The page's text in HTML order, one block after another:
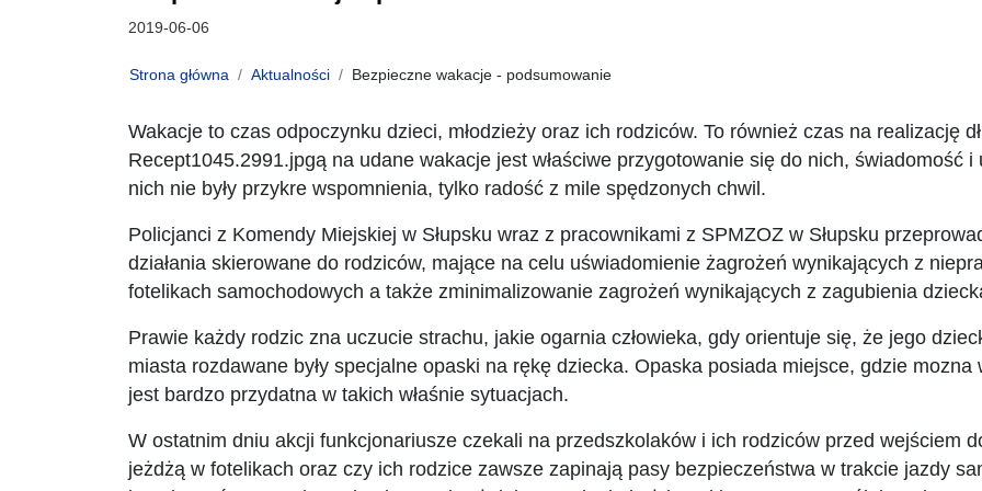
Data publikacji:
2019-06-06
Strona główna Aktualności Bezpieczne wakacje - podsumowanie
Wakacje to czas odpoczynku dzieci, młodzieży oraz ich rodziców. To również czas na realizację
Recept1045.2991.jpgą na udane wakacje jest właściwe przygotowanie się do nich, świadomość
nich nie były przykre wspomnienia, tylko radość z mile spędzonych chwil.
Policjanci z Komendy Miejskiej w Słupsku wraz z pracownikami z SPMZOZ w Słupsku
działania skierowane do rodziców, mające na celu uświadomienie żagrożeń wynikających z
fotelikach samochodowych a także zminimalizowanie zagrożeń wynikających z zagubienia
Prawie każdy rodzic zna uczucie strachu, jakie ogarnia człowieka, gdy orientuje się, że jego
miasta rozdawane były specjalne opaski na rękę dziecka. Opaska posiada miejsce, gdzie
jest bardzo przydatna w takich właśnie sytuacjach.
W ostatnim dniu akcji funkcjonariusze czekali na przedszkolaków i ich rodziców przed wejściem
jeżdżą w fotelikach oraz czy ich rodzice zawsze zapinają pasy bezpieczeństwa w trakcie jazdy